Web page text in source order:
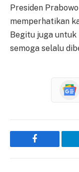
Presiden
memperhatikan
Begitu juga
semoga selalu
Facebook